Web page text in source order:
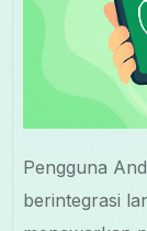
Pengguna
berintegrasi